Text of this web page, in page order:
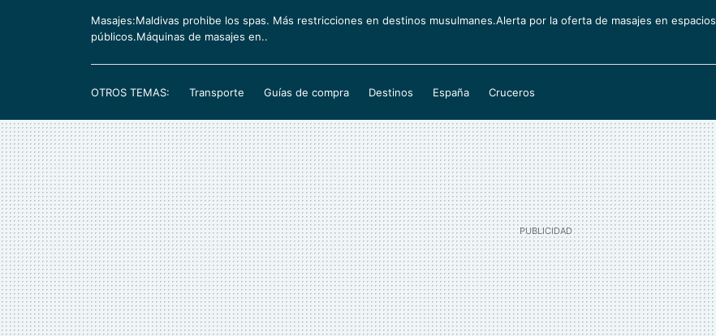
Masajes:Maldivas prohibe los spas. Más restricciones en destinos musulmanes.Alerta por la oferta de masajes en espacios
públicos.Máquinas de masajes en..
OTROS TEMAS: Transporte Guías de compra Destinos España Cruceros